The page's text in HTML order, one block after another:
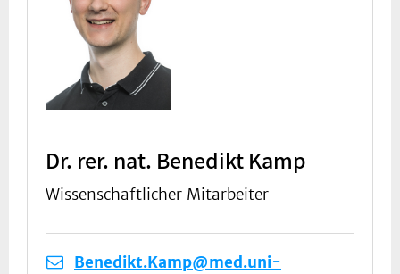
Dr. rer. nat. Benedikt Kamp
Wissenschaftlicher Mitarbeiter
Benedikt.Kamp@med.uni-